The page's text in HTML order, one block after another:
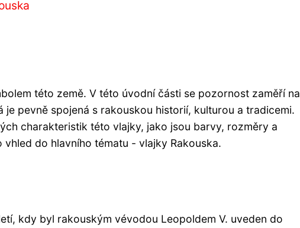
této země. V této úvodní části se pozornost zaměří na
pevně spojená s rakouskou historií, kulturou a tradicemi.
charakteristik této vlajky, jako jsou barvy, rozměry a
do hlavního tématu - vlajky Rakouska.
kdy byl rakouským vévodou Leopoldem V. uveden do